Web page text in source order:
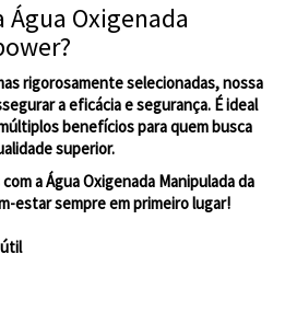
Água Oxigenada
rigorosamente selecionadas, nossa
a eficácia e segurança. É ideal
benefícios para quem busca
superior.
a Água Oxigenada Manipulada da
estar sempre em primeiro lugar!